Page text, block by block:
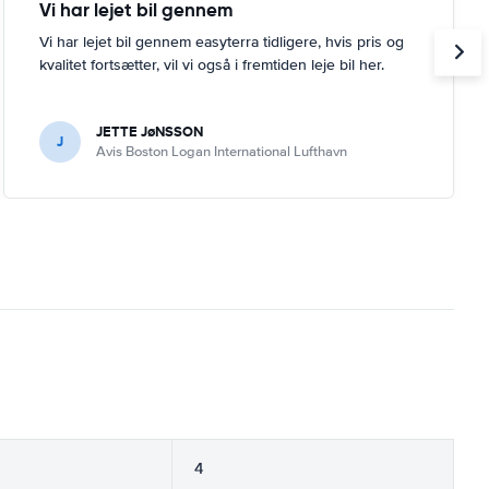
Vi har lejet bil gennem
Vi har lejet bil gennem easyterra tidligere, hvis pris og
kvalitet fortsætter, vil vi også i fremtiden leje bil her.
J JETTE JøNSSON
Avis Boston Logan International Lufthavn
4